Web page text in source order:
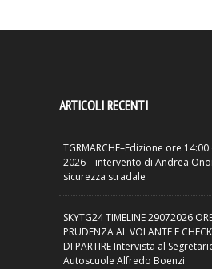
ARTICOLI RECENTI
TGRMARCHE–Edizione ore
2026 – intervento di Andrea
sicurezza stradale
SKYTG24 TIMELINE 29072026
PRUDENZA AL VOLANTE E
DI PARTIRE Intervista al
Autoscuole Alfredo Boenzi